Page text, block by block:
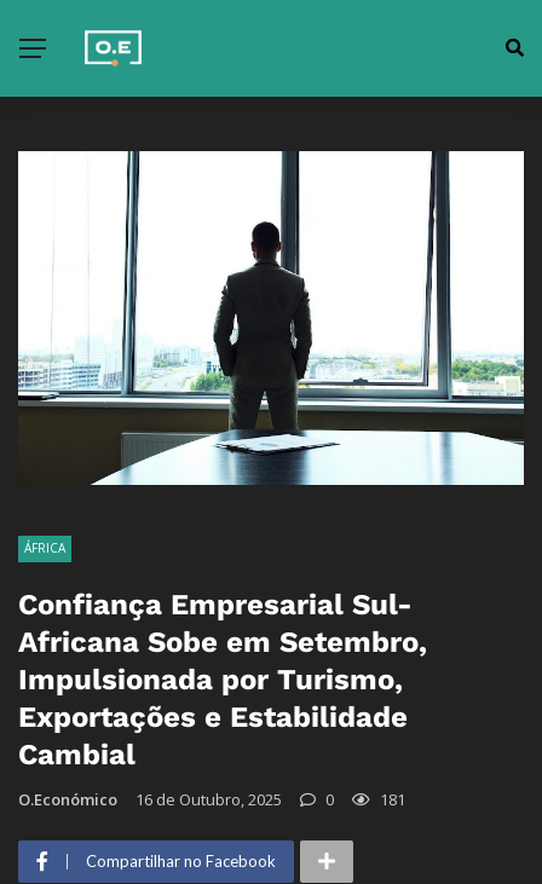
ÁFRICA
Confiança Empresarial Sul-
Africana Sobe em Setembro,
Impulsionada por Turismo,
Exportações e Estabilidade
Cambial
O.Económico 16 de Outubro, 2025 0 181
Compartilhar no Facebook